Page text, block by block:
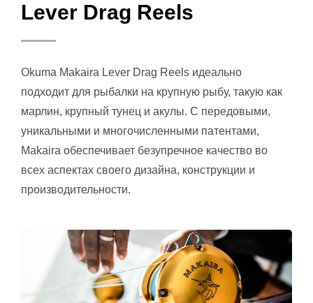
И АКСЕССУАРОВ
Lever Drag Reels
Okuma Makaira Lever Drag Reels идеально
подходит для рыбалки на крупную рыбу, такую как
марлин, крупный тунец и акулы. С передовыми,
уникальными и многочисленными патентами,
Makaira обеспечивает безупречное качество во
всех аспектах своего дизайна, конструкции и
производительности.